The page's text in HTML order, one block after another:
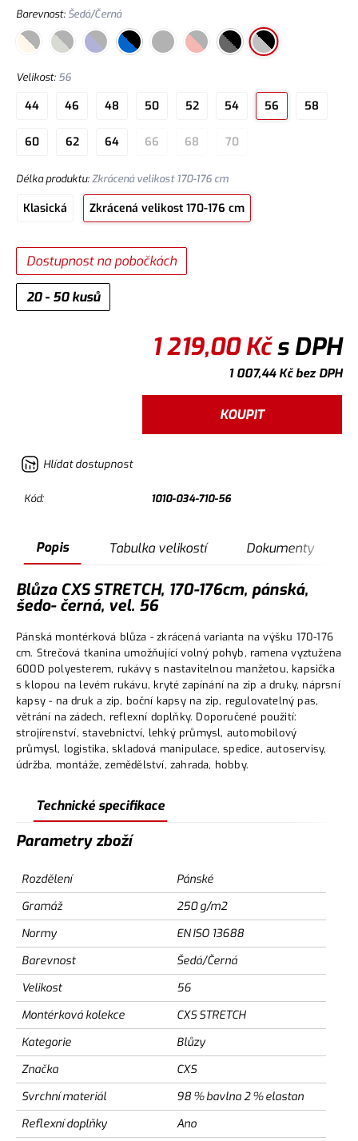
Barevnost: Šedá/Černá
Velikost: 56
44 46 48 50 52 54 56 58
60 62 64 66 68 70
Délka produktu:Zkrácená velikost 170-176 cm
Klasická Zkrácená velikost 170-176 cm
20 - 50 kusů
Dostupnost na pobočkách
1 219,00Kčs DPH
1 007,44Kčbez DPH
KOUPIT
Hlídat dostupnost
Kód: 1010-034-710-56
Popis Tabulka velikostí Dokumenty
Blůza CXS STRETCH, 170-176cm, pánská,
šedo- černá, vel. 56
Pánská montérková blůza - zkrácená varianta na výšku 170-176
cm. Strečová tkanina umožňující volný pohyb, ramena vyztužena
600D polyesterem, rukávy s nastavitelnou manžetou, kapsička
s klopou na levém rukávu, kryté zapínání na zip a druky, náprsní
kapsy - na druk a zip, boční kapsy na zip, regulovatelný pas,
větrání na zádech, reflexní doplňky. Doporučené použití:
strojírenství, stavebnictví, lehký průmysl, automobilový
průmysl, logistika, skladová manipulace, spedice, autoservisy,
údržba, montáže, zemědělství, zahrada, hobby.
Technické specifikace
Parametry zboží
Rozdělení
Pánské
Gramáž
250 g/m2
Normy
EN ISO 13688
Barevnost
Šedá/Černá
Velikost
56
Montérková kolekce
CXS STRETCH
Kategorie
Blůzy
Značka
CXS
Svrchní materiál
98 % bavlna 2 % elastan
Reflexní doplňky
Ano